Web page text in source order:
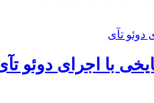
با اجرای دوئو